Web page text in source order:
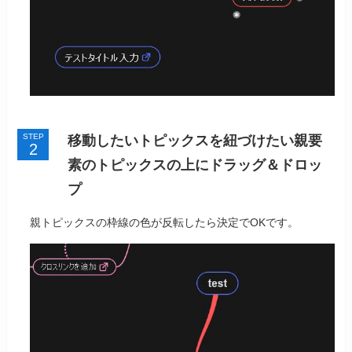
STEP
移動したいトピックスを紐づけたい親要
素のトピックスの上にドラッグ＆ドロッ
プ
親トピックスの枠線の色が反転したら決定でOKです。